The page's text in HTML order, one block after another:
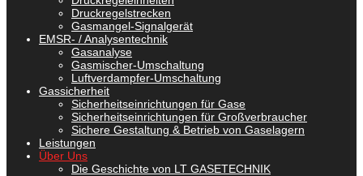
Druckregelstrecken
Gasmangel-Signalgerät
EMSR- / Analysentechnik
Gasanalyse
Gasmischer-Umschaltung
Luftverdampfer-Umschaltung
Gassicherheit
Sicherheitseinrichtungen für Gase
Sicherheitseinrichtungen für Großverbraucher
Sichere Gestaltung & Betrieb von Gaselagern
Leistungen
Über Uns
Die Geschichte von LT GASETECHNIK